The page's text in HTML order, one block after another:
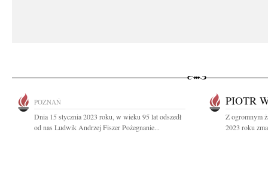
POZNAŃ
Dnia 15 stycznia 2023 roku, w wieku 95 lat odszedł
od nas Ludwik Andrzej Fiszer Pożegnanie...
PIOTR
Z ogromnym
2023 roku